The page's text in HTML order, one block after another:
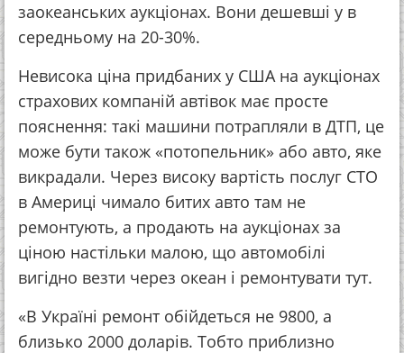
заокеанських аукціонах. Вони дешевші у в
середньому на 20-30%.
Невисока ціна придбаних у США на аукціонах
страхових компаній автівок має просте
пояснення: такі машини потрапляли в ДТП, це
може бути також «потопельник» або авто, яке
викрадали. Через високу вартість послуг СТО
в Америці чимало битих авто там не
ремонтують, а продають на аукціонах за
ціною настільки малою, що автомобілі
вигідно везти через океан і ремонтувати тут.
«В Україні ремонт обійдеться не 9800, а
близько 2000 доларів. Тобто приблизно